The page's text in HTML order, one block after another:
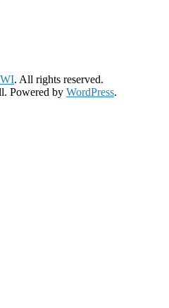
. All rights reserved.
Powered by WordPress.